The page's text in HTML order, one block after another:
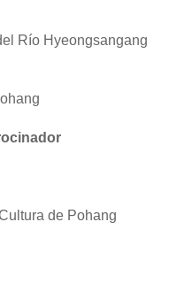
Río Hyeongsangang
de Pohang